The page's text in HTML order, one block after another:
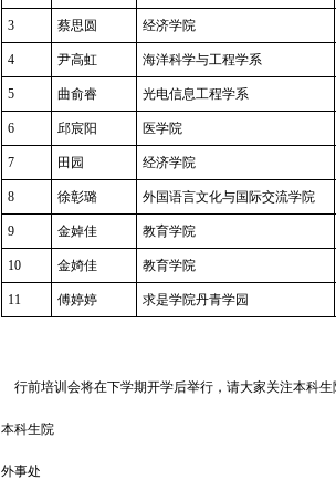
3 蔡思圆 经济学院
4 尹高虹 海洋科学与工程学系
5 曲俞睿 光电信息工程学系
6 邱宸阳 医学院
7 田园 经济学院
8 徐彰璐 外国语言文化与国际交流学院
9 金婥佳 教育学院
10 金婍佳 教育学院
11 傅婷婷 求是学院丹青学园
行前培训会将在下学期开学后举行，请大家关注本科
本科生院
外事处